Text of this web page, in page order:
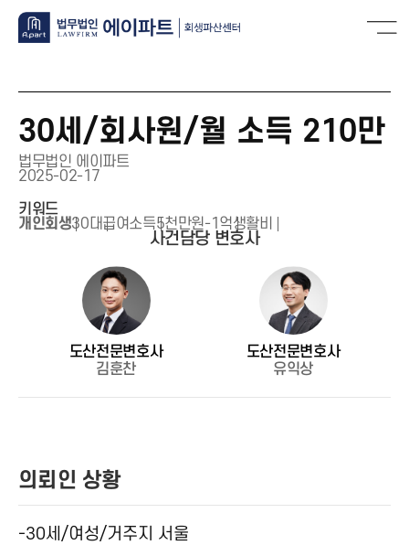
30세/회사원/월 소득 210만
법무법인 에이파트
2025-02-17
키워드
개인회생30대급여소득5천만원-1억생활비
사건담당 변호사
도산전문변호사
김훈찬
도산전문변호사
유익상
의뢰인 상황
-30세/여성/거주지 서울